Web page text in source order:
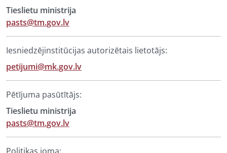
Tieslietu ministrija
pasts@tm.gov.lv
Iesniedzējinstitūcijas autorizētais lietotājs:
petijumi@mk.gov.lv
Pētījuma pasūtītājs:
Tieslietu ministrija
pasts@tm.gov.lv